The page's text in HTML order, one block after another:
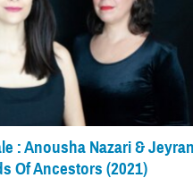
: Anousha Nazari & Jeyran
Of Ancestors (2021)